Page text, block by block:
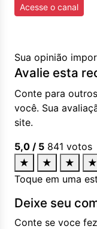
Acesse o canal
Sua opinião
Avalie esta
Conte para
você. Sua
site.
5,0 / 5 841 votos
★
★ ★ ★
Toque em uma
Deixe seu
Conte se voce